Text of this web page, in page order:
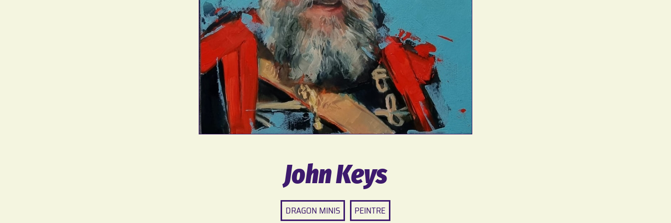
John Keys
DRAGON MINIS PEINTRE